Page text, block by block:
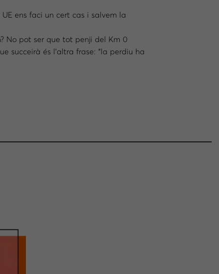
ens faci un cert cas i salvem la
No pot ser que tot penji del Km 0
succeirà és l’altra frase: “la perdiu ha